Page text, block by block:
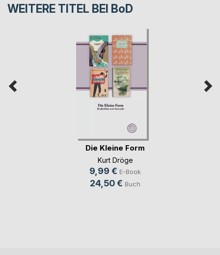
WEITERE TITEL BEI BoD
Die Kleine Form
Kurt Dröge
9,99 € E-Book
24,50 € Buch